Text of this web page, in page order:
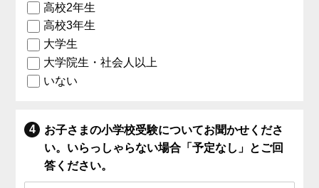
高校2年生
高校3年生
大学生
大学院生・社会人以上
いない
お子さまの小学校受験についてお聞かせくださ
い。いらっしゃらない場合「予定なし」とご回
答ください。